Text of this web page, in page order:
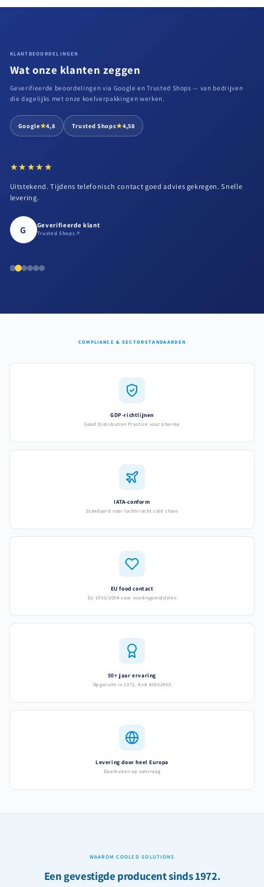
KLANTBEOORDELINGEN
Wat onze klanten zeggen
Geverifieerde beoordelingen via Google en Trusted Shops — van bedrijven
die dagelijks met onze koelverpakkingen werken.
Google★4,8 Trusted Shops★4,58
★★★★★
★★★★★
Uitstekend. Tijdens telefonisch contact goed advies gekregen. Snelle
levering.
G Geverifieerde klant
Trusted Shops
COMPLIANCE & SECTORSTANDAARDEN
GDP-richtlijnen
Good Distribution Practice voor pharma
IATA-conform
Standaard voor luchtvracht cold chain
EU food contact
EU 1935/2004 voor voedingsmiddelen
50+ jaar ervaring
Opgericht in 1972, KvK 80552900
Levering door heel Europa
Daarbuiten op aanvraag
WAAROM COOLED SOLUTIONS
Een gevestigde producent sinds 1972.